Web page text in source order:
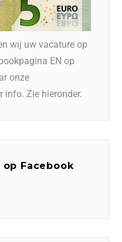
wij uw vacature op
EN op
onze
info. Zie hieronder.
Facebook